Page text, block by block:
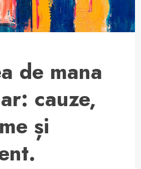
de mana
cauze,
și